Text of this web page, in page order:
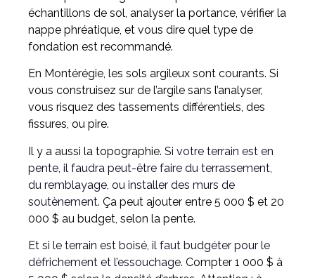
échantillons de sol, analyser la portance, vérifier la
nappe phréatique, et vous dire quel type de
fondation est recommandé.
En Montérégie, les sols argileux sont courants. Si
vous construisez sur de l’argile sans l’analyser,
vous risquez des tassements différentiels, des
fissures, ou pire.
Il y a aussi la topographie. Si votre terrain est en
pente, il faudra peut-être faire du terrassement,
du remblayage, ou installer des murs de
soutènement. Ça peut ajouter entre 5 000 $ et 20
000 $ au budget, selon la pente.
Et si le terrain est boisé, il faut budgéter pour le
défrichement et l’essouchage. Compter 1 000 $ à